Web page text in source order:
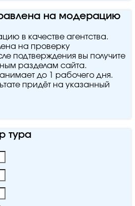
на модерацию
в качестве агентства.
на проверку
подтверждения вы получите
разделам сайта.
до 1 рабочего дня.
придёт на указанный
тура